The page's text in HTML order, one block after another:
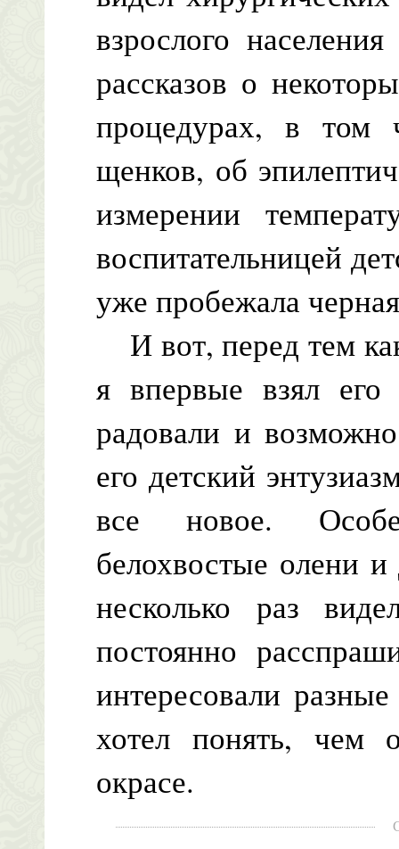
взрослого
рассказов о
процедурах, в том
щенков, об
измерении
воспитательницей
уже пробежала
И вот, перед тем
я впервые взял
радовали и
его детский
все новое.
белохвостые олени
несколько раз
постоянно
интересовали
хотел понять, чем
окрасе.